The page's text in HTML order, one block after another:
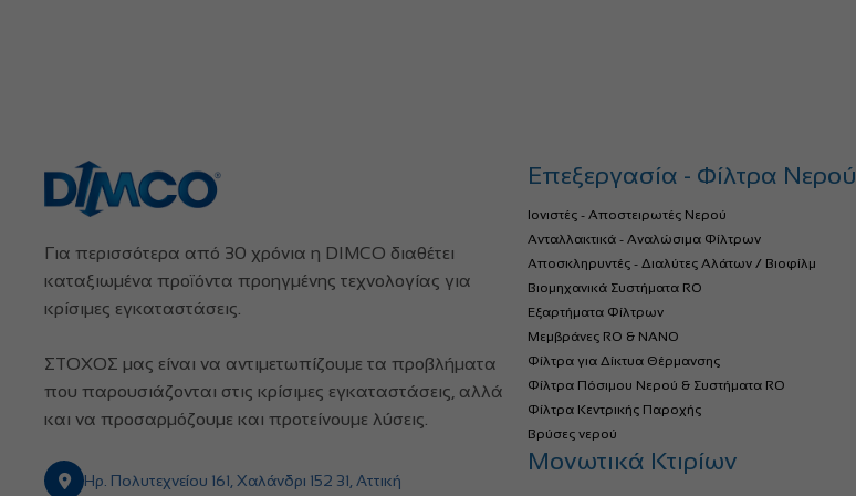
Για περισσότερα από 30 χρόνια η DIMCO διαθέτει
καταξιωμένα προϊόντα προηγμένης τεχνολογίας για
κρίσιμες εγκαταστάσεις.
ΣΤΟΧΟΣ μας είναι να αντιμετωπίζουμε τα προβλήματα
που παρουσιάζονται στις κρίσιμες εγκαταστάσεις, αλλά
και να προσαρμόζουμε και προτείνουμε λύσεις.
Ηρ. Πολυτεχνείου 161, Χαλάνδρι 152 31, Αττική
Επεξεργασία - Φίλτρα Νερού
Ιονιστές - Αποστειρωτές Νερού
Ανταλλακτικά - Αναλώσιμα Φίλτρων
Αποσκληρυντές - Διαλύτες Αλάτων / Βιοφίλμ
Βιομηχανικά Συστήματα RO
Εξαρτήματα Φίλτρων
Μεμβράνες RO & NANO
Φίλτρα για Δίκτυα Θέρμανσης
Φίλτρα Πόσιμου Νερού & Συστήματα RO
Φίλτρα Κεντρικής Παροχής
Βρύσες νερού
Μονωτικά Κτιρίων